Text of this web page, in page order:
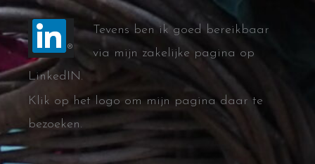
Tevens ben ik goed bereikbaar
via mijn zakelijke pagina op
LinkedIN.
Klik op het logo om mijn pagina daar te
bezoeken.